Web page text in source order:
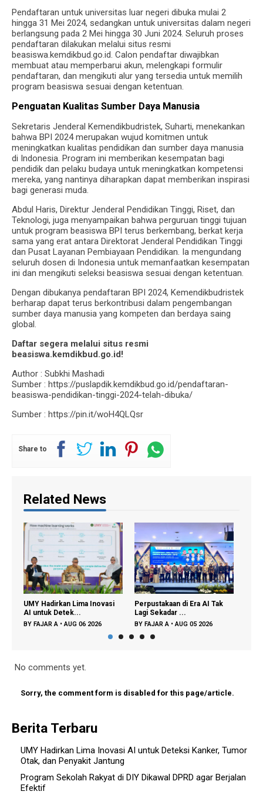
Pendaftaran untuk universitas luar negeri dibuka mulai 2
hingga 31 Mei 2024, sedangkan untuk universitas dalam negeri
berlangsung pada 2 Mei hingga 30 Juni 2024. Seluruh proses
pendaftaran dilakukan melalui situs resmi
beasiswa.kemdikbud.go.id. Calon pendaftar diwajibkan
membuat atau memperbarui akun, melengkapi formulir
pendaftaran, dan mengikuti alur yang tersedia untuk memilih
program beasiswa sesuai dengan ketentuan.
Penguatan Kualitas Sumber Daya Manusia
Sekretaris Jenderal Kemendikbudristek, Suharti, menekankan
bahwa BPI 2024 merupakan wujud komitmen untuk
meningkatkan kualitas pendidikan dan sumber daya manusia
di Indonesia. Program ini memberikan kesempatan bagi
pendidik dan pelaku budaya untuk meningkatkan kompetensi
mereka, yang nantinya diharapkan dapat memberikan inspirasi
bagi generasi muda.
Abdul Haris, Direktur Jenderal Pendidikan Tinggi, Riset, dan
Teknologi, juga menyampaikan bahwa perguruan tinggi tujuan
untuk program beasiswa BPI terus berkembang, berkat kerja
sama yang erat antara Direktorat Jenderal Pendidikan Tinggi
dan Pusat Layanan Pembiayaan Pendidikan. Ia mengundang
seluruh dosen di Indonesia untuk memanfaatkan kesempatan
ini dan mengikuti seleksi beasiswa sesuai dengan ketentuan.
Dengan dibukanya pendaftaran BPI 2024, Kemendikbudristek
berharap dapat terus berkontribusi dalam pengembangan
sumber daya manusia yang kompeten dan berdaya saing
global.
Daftar segera melalui situs resmi
beasiswa.kemdikbud.go.id!
Author : Subkhi Mashadi
Sumber : https://puslapdik.kemdikbud.go.id/pendaftaran-
beasiswa-pendidikan-tinggi-2024-telah-dibuka/
Sumber : https://pin.it/woH4QLQsr
Share to
Related News
Hadirkan Lima Inovasi
untuk Detek...
FAJAR A •AUG 06 2026
Perpustakaan di Era AI Tak
Lagi Sekadar ...
FAJAR A •AUG 05 2026
Partisipasi
No comments yet.
Sorry, the comment form is disabled for this page/article.
Berita Terbaru
UMY Hadirkan Lima Inovasi AI untuk Deteksi Kanker, Tumor
Otak, dan Penyakit Jantung
Program Sekolah Rakyat di DIY Dikawal DPRD agar Berjalan
Efektif